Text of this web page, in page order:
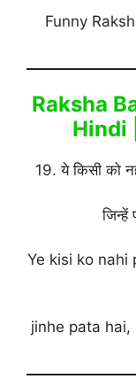
Funny
Raksha
Hindi |
19. ये किसी को
Ye kisi ko nahi
jinhe pata